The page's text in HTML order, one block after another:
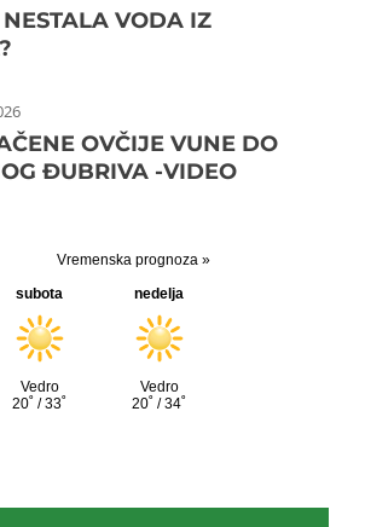
VODA IZ
OVČIJE VUNE DO
ĐUBRIVA -VIDEO